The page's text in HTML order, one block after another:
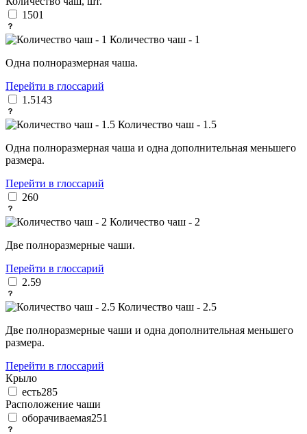
1 501
Количество чаш - 1
Одна полноразмерная чаша.
Перейти в глоссарий
1.5143
Количество чаш - 1.5
Одна полноразмерная чаша и одна дополнительная меньшего
размера.
Перейти в глоссарий
260
Количество чаш - 2
Две полноразмерные чаши.
Перейти в глоссарий
2.59
Количество чаш - 2.5
Две полноразмерные чаши и одна дополнительная меньшего
размера.
Перейти в глоссарий
Крыло
есть285
Расположение чаши
оборачиваемая251